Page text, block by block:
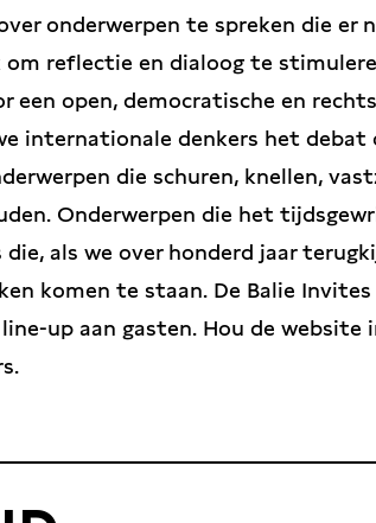
onderwerpen te spreken die er
om reflectie en dialoog te
een open, democratische en
internationale denkers het debat
die schuren, knellen,
Onderwerpen die het
die, als we over honderd jaar
komen te staan. De Balie
up aan gasten. Hou de website